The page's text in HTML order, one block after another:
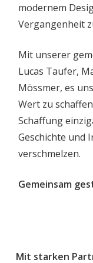
modernem
Vergangenheit
Mit unserer
Lucas Taufer,
Mössmer, es
Wert zu
Schaffung
Geschichte und
verschmelzen.
Gemeinsam
Mit starken